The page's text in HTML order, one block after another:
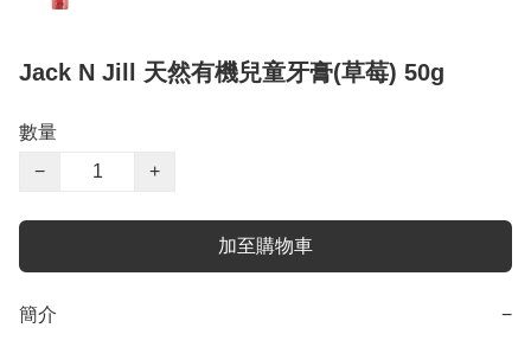
Jack N Jill 天然有機兒童牙膏(草莓) 50g
數量
−
+
加至購物車
簡介 −